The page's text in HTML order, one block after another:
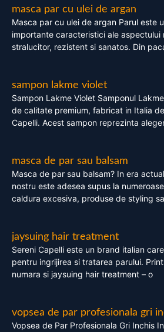
masca par cu ulei de argan
Masca par cu ulei de argan Parul este
importante caracteristici ale aspectului
stralucitor, rezistent si sanatos. Din
sampon lakme violet
Sampon Lakme Violet Samponul
de calitate premium, fabricat in Italia
Capelli. Acest sampon reprezinta
masca de par sau balsam
Masca de par sau balsam? In era
nostru este adesea supus la
caldura excesiva, produse de styling
jaysuing hair treatment
Sereni Capelli este un brand italian
pentru ingrijirea si tratarea parului.
numara si jaysuing hair treatment – o
vopsea de par profesionala gri
Vopsea de Par Profesionala Gri Inchis